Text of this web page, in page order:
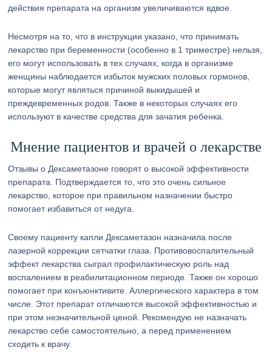
действия препарата на организм увеличиваются вдвое.
Несмотря на то, что в инструкции указано, что принимать
лекарство при беременности (особенно в 1 триместре) нельзя,
его могут использовать в тех случаях, когда в организме
женщины наблюдается избыток мужских половых гормонов,
которые могут являться причиной выкидышей и
преждевременных родов. Также в некоторых случаях его
используют в качестве средства для зачатия ребенка.
Мнение пациентов и врачей о лекарстве
Отзывы о Дексаметазоне говорят о высокой эффективности
препарата. Подтверждается то, что это очень сильное
лекарство, которое при правильном назначении быстро
помогает избавиться от недуга.
Своему пациенту капли Дексаметазон назначила после
лазерной коррекции сетчатки глаза. Противовоспалительный
эффект лекарства сыграл профилактическую роль над
воспалением в реабилитационном периоде. Также он хорошо
помогает при конъюнктивите. Аллергического характера в том
числе. Этот препарат отличаются высокой эффективностью и
при этом незначительной ценой. Рекомендую не назначать
лекарство себе самостоятельно, а перед применением
сходить к врачу.